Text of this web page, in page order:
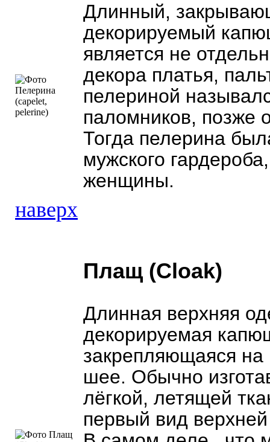
Длинный,
декорируемый
является не
декора платья,
пелериной
паломников, позже
Тогда пелерина
мужского
женщины.
наверх
Плащ (Cloak)
Длинная верхняя
декорируемая
закрепляющаяся
шее. Обычно
лёгкой, летящей
первый вид